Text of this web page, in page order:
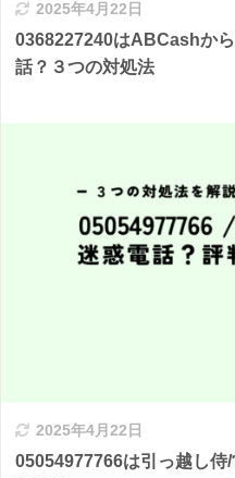
2025年4月22日
0368227240はABCashか
話？３つの対処法
2025年4月22日
05054977766は引っ越し侍